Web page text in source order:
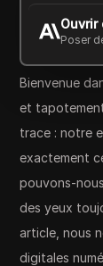
Ouvrir
Poser
Copy Link
Bienvenue
et
trace : notre
exactement
pouvons-
des yeux
article, nous
digitales